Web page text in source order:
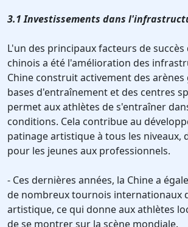
3.1 Investissements dans
L'un des principaux facteurs de
chinois a été l'amélioration des
Chine construit activement des arènes
bases d'entraînement et des centres
permet aux athlètes de s'entraîner
conditions. Cela contribue au
patinage artistique à tous les niveaux,
pour les jeunes aux professionnels.
- Ces dernières années, la Chine a
de nombreux tournois internationaux
artistique, ce qui donne aux athlètes
de se montrer sur la scène mondiale.